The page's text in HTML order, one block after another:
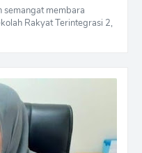
semangat membara
Rakyat Terintegrasi 2,